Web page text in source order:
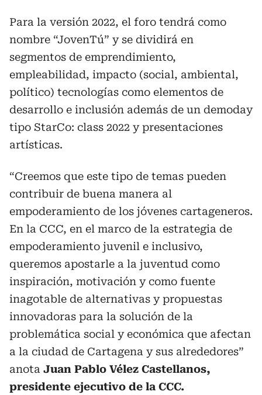
Para la versión 2022, el foro tendrá como
nombre “JovenTú” y se dividirá en
segmentos de emprendimiento,
empleabilidad, impacto (social, ambiental,
político) tecnologías como elementos de
desarrollo e inclusión además de un demoday
tipo StarCo: class 2022 y presentaciones
artísticas.
“Creemos que este tipo de temas pueden
contribuir de buena manera al
empoderamiento de los jóvenes cartageneros.
En la CCC, en el marco de la estrategia de
empoderamiento juvenil e inclusivo,
queremos apostarle a la juventud como
inspiración, motivación y como fuente
inagotable de alternativas y propuestas
innovadoras para la solución de la
problemática social y económica que afectan
a la ciudad de Cartagena y sus alrededores”
anota Juan Pablo Vélez Castellanos,
presidente ejecutivo de la CCC.